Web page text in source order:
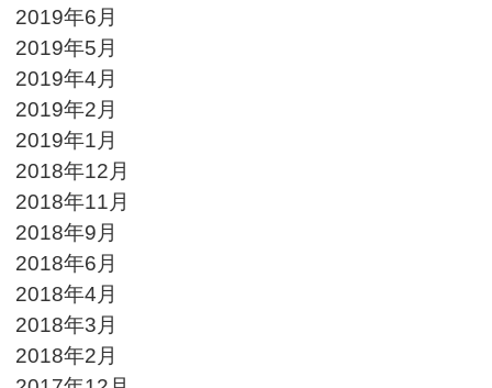
2019年6月
2019年5月
2019年4月
2019年2月
2019年1月
2018年12月
2018年11月
2018年9月
2018年6月
2018年4月
2018年3月
2018年2月